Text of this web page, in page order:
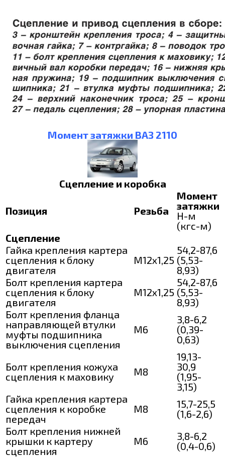
Момент затяжки ВАЗ 2110
Сцепление и коробка
Позиция Резьба
Момент
затяжки
Н-м
(кгс-м)
Сцепление
Гайка крепления картера
сцепления к блоку
двигателя
М12х1,25
54,2-87,6
(5,53-
8,93)
Болт крепления картера
сцепления к блоку
двигателя
М12х1,25
54,2-87,6
(5,53-
8,93)
Болт крепления фланца
направляющей втулки
муфты подшипника
выключения сцепления
М6
3,8-6,2
(0,39-
0,63)
Болт крепления кожуха
сцепления к маховику
M8
19,13-
30,9
(1,95-
3,15)
Гайка крепления картера
сцепления к коробке
передач
M8
15,7-25,5
(1,6-2,6)
Болт крепления нижней
крышки к картеру
сцепления
М6
3,8-6,2
(0,4-0,6)